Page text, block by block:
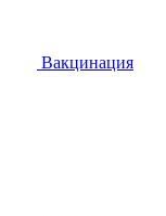
Вакцинация